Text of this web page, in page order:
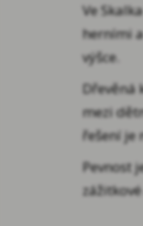
Ve
herními
výšce.
Dřevěná
mezi
řešení je
Pevnost